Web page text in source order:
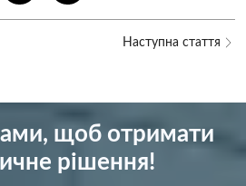
Наступна стаття
щоб отримати
рішення!